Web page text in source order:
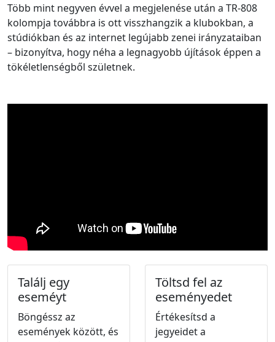
Több mint negyven évvel a megjelenése után a TR-808
kolompja továbbra is ott visszhangzik a klubokban, a
stúdiókban és az internet legújabb zenei irányzataiban
– bizonyítva, hogy néha a legnagyobb újítások éppen a
tökéletlenségből születnek.
Találj egy
eseméyt
Böngéssz az
események között, és
Töltsd fel az
eseményedet
Értékesítsd a
jegyeidet a